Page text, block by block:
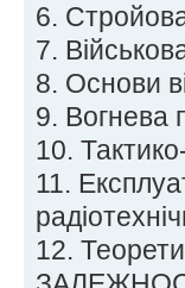
6.
7.
8. Основи
9. Вогнева
10.
11.
12.